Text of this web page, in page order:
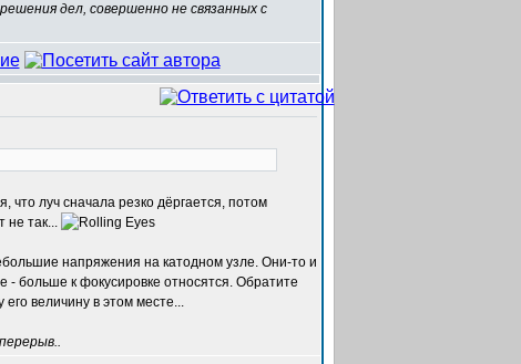
дел, совершенно не связанных с
что луч сначала резко дёргается, потом
не так...
напряжения на катодном узле. Они-то и
больше к фокусировке относятся. Обратите
величину в этом месте...